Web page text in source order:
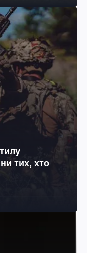
тих, хто